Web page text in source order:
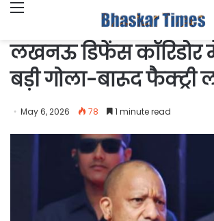
लखनऊ डिफेंस कॉरिडोर
बड़ी गोला-बारूद फैक्ट्री
May 6, 2026 78 1 minute read